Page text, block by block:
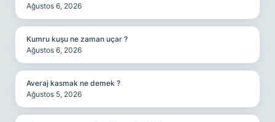
Ağustos 6, 2026
Kumru kuşu ne zaman uçar ?
Ağustos 6, 2026
Averaj kasmak ne demek ?
Ağustos 5, 2026